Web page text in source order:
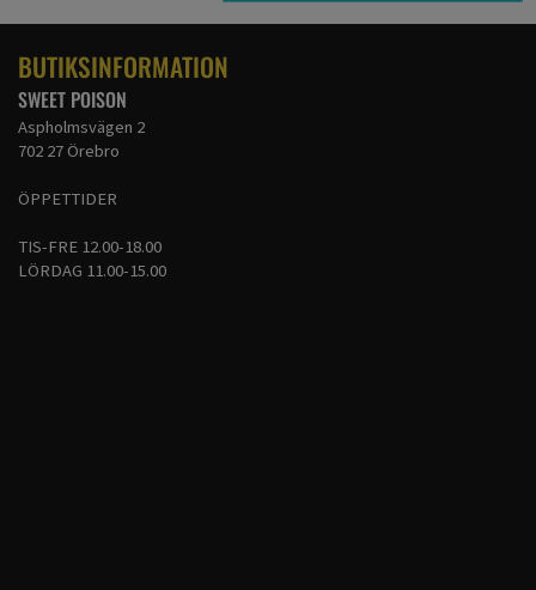
BUTIKSINFORMATION
SWEET POISON
Aspholmsvägen 2
702 27 Örebro
ÖPPETTIDER
TIS-FRE 12.00-18.00
LÖRDAG 11.00-15.00